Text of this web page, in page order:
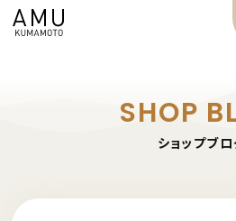
SHOP
ショップブ